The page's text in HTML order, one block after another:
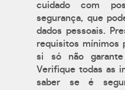
cuidado com
segurança, que
dados pessoais.
requisitos mínimos
si só não
Verifique todas as
saber se é